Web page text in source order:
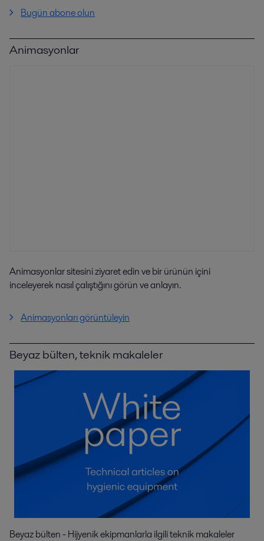
Bugün abone olun
Animasyonlar
Animasyonlar sitesini ziyaret edin ve bir ürünün içini
inceleyerek nasıl çalıştığını görün ve anlayın.
Animasyonları görüntüleyin
Beyaz bülten, teknik makaleler
Beyaz bülten - Hijyenik ekipmanlarla ilgili teknik makaleler